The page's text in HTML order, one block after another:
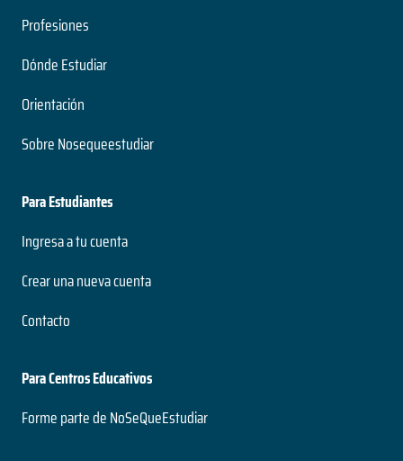
Profesiones
Dónde Estudiar
Orientación
Sobre Nosequeestudiar
Para Estudiantes
Ingresa a tu cuenta
Crear una nueva cuenta
Contacto
Para Centros Educativos
Forme parte de NoSeQueEstudiar